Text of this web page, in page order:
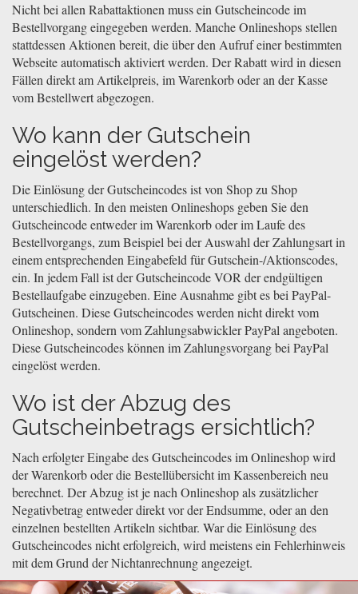
Nicht bei allen Rabattaktionen muss ein Gutscheincode im
Bestellvorgang eingegeben werden. Manche Onlineshops stellen
stattdessen Aktionen bereit, die über den Aufruf einer bestimmten
Webseite automatisch aktiviert werden. Der Rabatt wird in diesen
Fällen direkt am Artikelpreis, im Warenkorb oder an der Kasse
vom Bestellwert abgezogen.
Wo kann der Gutschein
eingelöst werden?
Die Einlösung der Gutscheincodes ist von Shop zu Shop
unterschiedlich. In den meisten Onlineshops geben Sie den
Gutscheincode entweder im Warenkorb oder im Laufe des
Bestellvorgangs, zum Beispiel bei der Auswahl der Zahlungsart in
einem entsprechenden Eingabefeld für Gutschein-/Aktionscodes,
ein. In jedem Fall ist der Gutscheincode VOR der endgültigen
Bestellaufgabe einzugeben. Eine Ausnahme gibt es bei PayPal-
Gutscheinen. Diese Gutscheincodes werden nicht direkt vom
Onlineshop, sondern vom Zahlungsabwickler PayPal angeboten.
Diese Gutscheincodes können im Zahlungsvorgang bei PayPal
eingelöst werden.
Wo ist der Abzug des
Gutscheinbetrags ersichtlich?
Nach erfolgter Eingabe des Gutscheincodes im Onlineshop wird
der Warenkorb oder die Bestellübersicht im Kassenbereich neu
berechnet. Der Abzug ist je nach Onlineshop als zusätzlicher
Negativbetrag entweder direkt vor der Endsumme, oder an den
einzelnen bestellten Artikeln sichtbar. War die Einlösung des
Gutscheincodes nicht erfolgreich, wird meistens ein Fehlerhinweis
mit dem Grund der Nichtanrechnung angezeigt.